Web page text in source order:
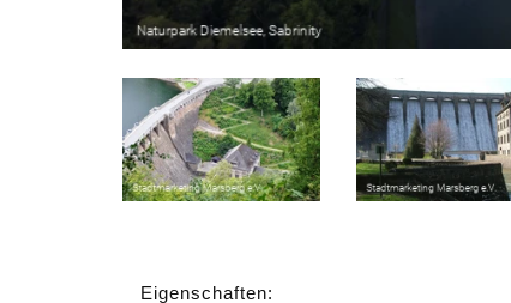
Eigenschaften: